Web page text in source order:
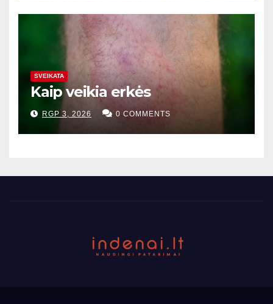
SVEIKATA
Kaip veikia erkės
RGP 3, 2026 0 COMMENTS